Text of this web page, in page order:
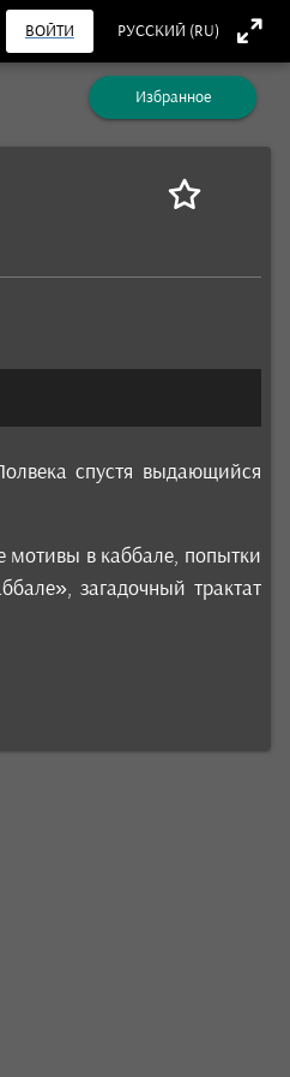
ВОЙТИ РУССКИЙ (RU)
Избранное
спустя выдающийся
мотивы в каббале, попытки
загадочный трактат